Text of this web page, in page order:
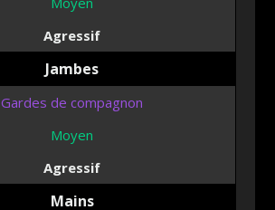
Agressif
Jambes
Gardes de compagnon
Moyen
Agressif
Mains